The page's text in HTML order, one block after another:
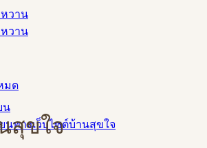
น
ยนทางเว็บไซต์บ้านสุขใจ
มด
สุขใจ